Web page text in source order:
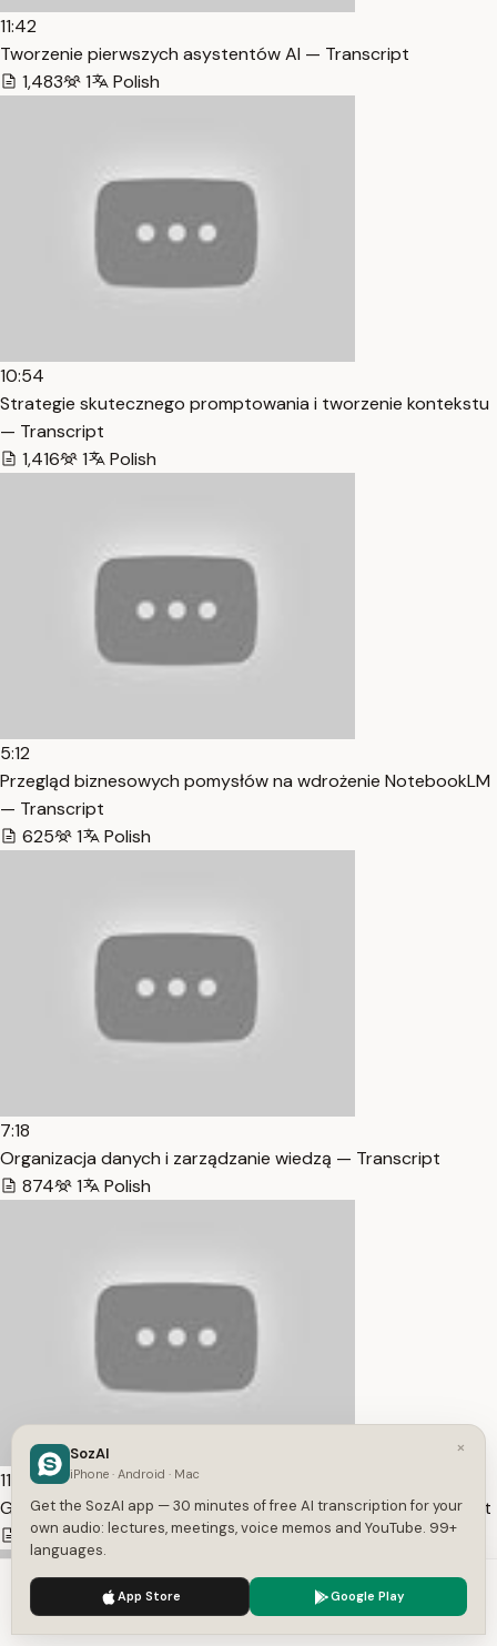
11:42
Tworzenie pierwszych asystentów AI — Transcript
1,483
1 Polish
10:54
Strategie skutecznego promptowania i tworzenie kontekstu
— Transcript
1,416
1 Polish
5:12
Przegląd biznesowych pomysłów na wdrożenie NotebookLM
— Transcript
625
1 Polish
7:18
Organizacja danych i zarządzanie wiedzą — Transcript
874
1 Polish
11:05
Generowanie podcastów i podsumowań wideo — Transcript
811
1 Polish
We use cookies to enhance your experience.
×
SozAI
iPhone · Android · Mac
Get the SozAI app — 30 minutes of free AI transcription for your
own audio: lectures, meetings, voice memos and YouTube. 99+
languages.
App Store Google Play